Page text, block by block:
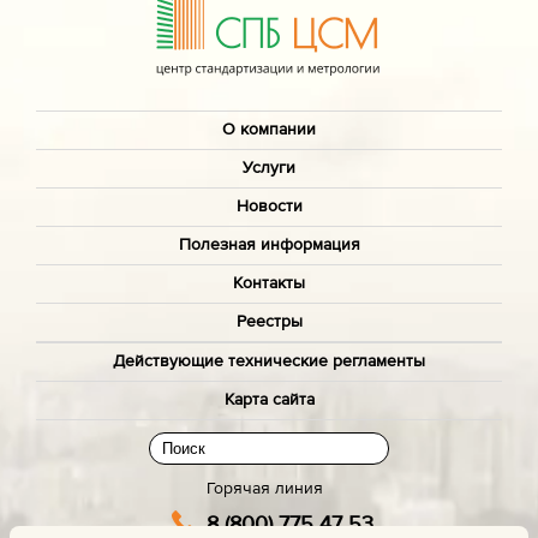
О компании
Услуги
Новости
Полезная информация
Контакты
Реестры
Действующие технические регламенты
Карта сайта
Горячая линия
8 (800) 775 47 53